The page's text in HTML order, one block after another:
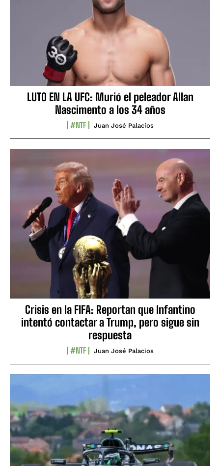
LUTO EN LA UFC: Murió el peleador Allan
Nascimento a los 34 años
#NTF Juan José Palacios
Crisis en la FIFA: Reportan que Infantino
intentó contactar a Trump, pero sigue sin
respuesta
#NTF Juan José Palacios